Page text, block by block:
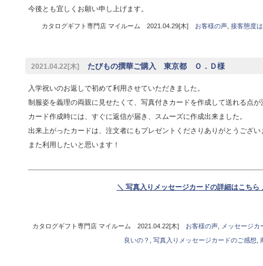
今後とも宜しくお願い申し上げます。
カタログギフト専門店 マイルーム 2021.04.29[木] お客様の声, 接客態度
2021.04.22[木] たびもの撰華ご購入 東京都 Ｏ．Ｄ様
入学祝いのお返しで初めて利用させていただきました。
制服姿を義理の両親に見せたくて、写真付きカードを作成して送れる点が
カード作成時には、すぐに返信が届き、スムーズに作成出来ました。
出来上がったカードは、注文者にもプレゼントくださりありがとうござい
また利用したいと思います！
＼ 写真入りメッセージカードの詳細はこちら
カタログギフト専門店 マイルーム 2021.04.22[木] お客様の声,
メッセージ
良いの？
写真入りメッセージカードのご感想